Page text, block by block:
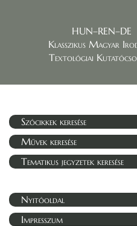
HUN–REN–DE
Klasszikus Magyar
Textológiai
Szócikkek keresése
Művek keresése
Tematikus jegyzetek keresése
Nyitóoldal
Impresszum